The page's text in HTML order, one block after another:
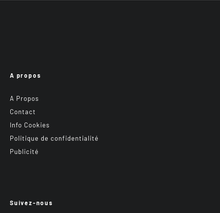
A propos
A Propos
Contact
Info Cookies
Politique de confidentialité
Publicité
Suivez-nous